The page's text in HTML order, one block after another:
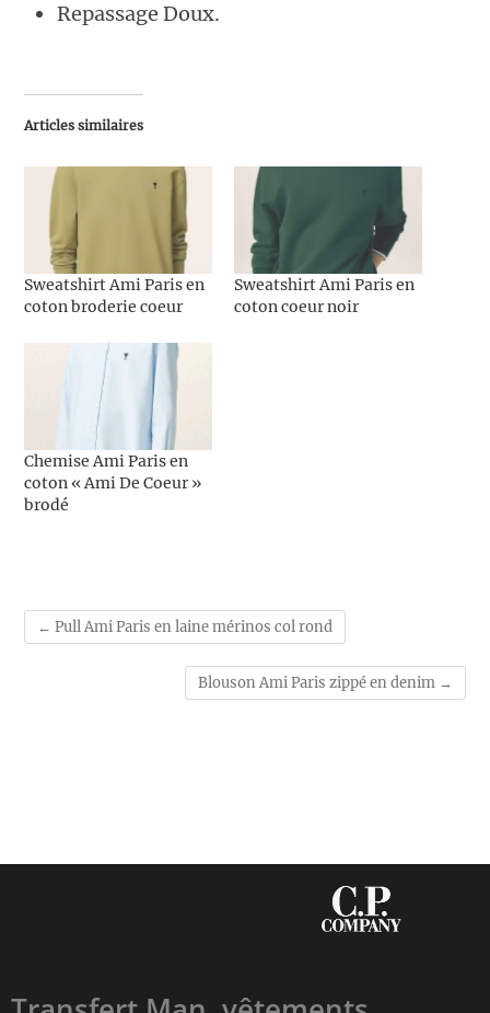
Repassage Doux.
Articles similaires
Sweatshirt Ami Paris en
coton broderie coeur
Sweatshirt Ami Paris en
coton coeur noir
Chemise Ami Paris en
coton « Ami De Coeur »
brodé
← Pull Ami Paris en laine mérinos col rond
Blouson Ami Paris zippé en denim →